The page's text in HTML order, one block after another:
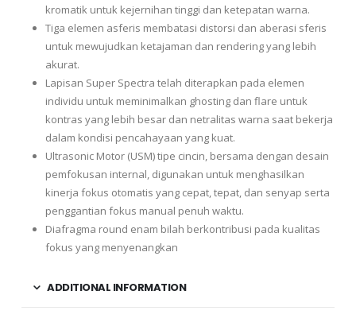
kromatik untuk kejernihan tinggi dan ketepatan warna.
Tiga elemen asferis membatasi distorsi dan aberasi sferis
untuk mewujudkan ketajaman dan rendering yang lebih
akurat.
Lapisan Super Spectra telah diterapkan pada elemen
individu untuk meminimalkan ghosting dan flare untuk
kontras yang lebih besar dan netralitas warna saat bekerja
dalam kondisi pencahayaan yang kuat.
Ultrasonic Motor (USM) tipe cincin, bersama dengan desain
pemfokusan internal, digunakan untuk menghasilkan
kinerja fokus otomatis yang cepat, tepat, dan senyap serta
penggantian fokus manual penuh waktu.
Diafragma round enam bilah berkontribusi pada kualitas
fokus yang menyenangkan
ADDITIONAL INFORMATION